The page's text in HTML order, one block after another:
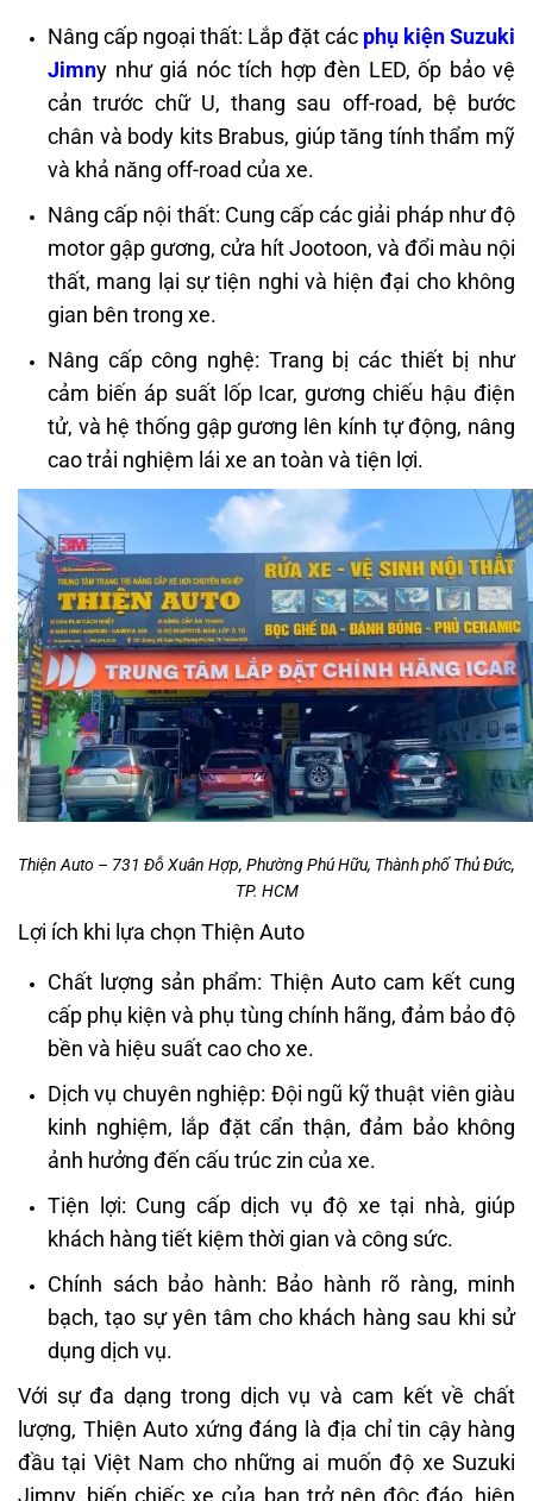
Nâng cấp ngoại thất: Lắp đặt các phụ kiện Suzuki
Jimny như giá nóc tích hợp đèn LED, ốp bảo vệ
cản trước chữ U, thang sau off-road, bệ bước
chân và body kits Brabus, giúp tăng tính thẩm mỹ
và khả năng off-road của xe.
Nâng cấp nội thất: Cung cấp các giải pháp như độ
motor gập gương, cửa hít Jootoon, và đổi màu nội
thất, mang lại sự tiện nghi và hiện đại cho không
gian bên trong xe.
Nâng cấp công nghệ: Trang bị các thiết bị như
cảm biến áp suất lốp Icar, gương chiếu hậu điện
tử, và hệ thống gập gương lên kính tự động, nâng
cao trải nghiệm lái xe an toàn và tiện lợi.
Thiện Auto – 731 Đỗ Xuân Hợp, Phường Phú Hữu, Thành phố Thủ Đức,
TP. HCM
Lợi ích khi lựa chọn Thiện Auto
Chất lượng sản phẩm: Thiện Auto cam kết cung
cấp phụ kiện và phụ tùng chính hãng, đảm bảo độ
bền và hiệu suất cao cho xe.
Dịch vụ chuyên nghiệp: Đội ngũ kỹ thuật viên giàu
kinh nghiệm, lắp đặt cẩn thận, đảm bảo không
ảnh hưởng đến cấu trúc zin của xe.
Tiện lợi: Cung cấp dịch vụ độ xe tại nhà, giúp
khách hàng tiết kiệm thời gian và công sức.
Chính sách bảo hành: Bảo hành rõ ràng, minh
bạch, tạo sự yên tâm cho khách hàng sau khi sử
dụng dịch vụ.
Với sự đa dạng trong dịch vụ và cam kết về chất
lượng, Thiện Auto xứng đáng là địa chỉ tin cậy hàng
đầu tại Việt Nam cho những ai muốn độ xe Suzuki
Jimny, biến chiếc xe của bạn trở nên độc đáo, hiện